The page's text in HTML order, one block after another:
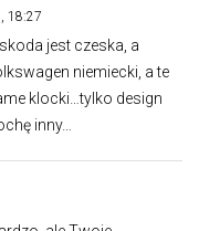
18:27
jest czeska, a
niemiecki, a te
klocki…tylko design
inny…